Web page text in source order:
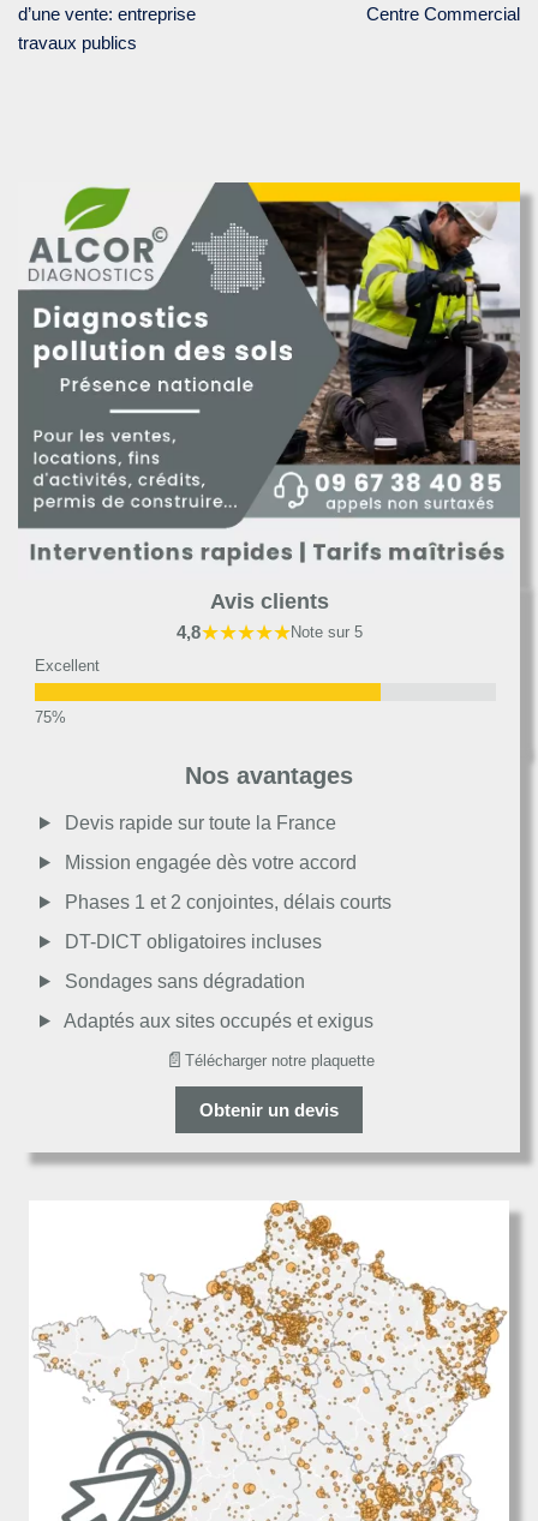
d’une vente: entreprise
travaux publics
Centre Commercial
Avis clients
4,8★★★★★Note sur 5
Excellent
Moyen
Passable
Décevant
Nos avantages
Devis rapide sur toute la France
Mission engagée dès votre accord
Phases 1 et 2 conjointes, délais courts
DT-DICT obligatoires incluses
Sondages sans dégradation
Adaptés aux sites occupés et exigus
📄 Télécharger notre plaquette
Obtenir un devis